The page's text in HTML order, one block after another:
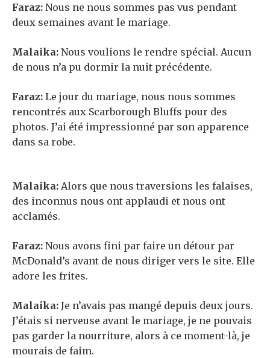
Faraz: Nous ne nous sommes pas vus pendant
deux semaines avant le mariage.
Malaika: Nous voulions le rendre spécial. Aucun
de nous n’a pu dormir la nuit précédente.
Faraz: Le jour du mariage, nous nous sommes
rencontrés aux Scarborough Bluffs pour des
photos. J’ai été impressionné par son apparence
dans sa robe.
Malaika: Alors que nous traversions les falaises,
des inconnus nous ont applaudi et nous ont
acclamés.
Faraz: Nous avons fini par faire un détour par
McDonald’s avant de nous diriger vers le site. Elle
adore les frites.
Malaika: Je n’avais pas mangé depuis deux jours.
J’étais si nerveuse avant le mariage, je ne pouvais
pas garder la nourriture, alors à ce moment-là, je
mourais de faim.